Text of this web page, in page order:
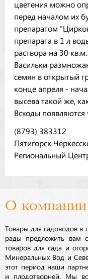
цветения можно
перед началом их
препаратом
препарата в 1 л
раствора на 30 кв.м.
Васильки
семян в открытый
конце апреля -
высева такой же,
Всходы появляются
(8793) 383312
Пятигорск
Региональный
О компании
Товары для садоводов в
рады предложить вам
товаров для сада и
Минеральных Вод и
этот период наши
и плодотворней. Мы